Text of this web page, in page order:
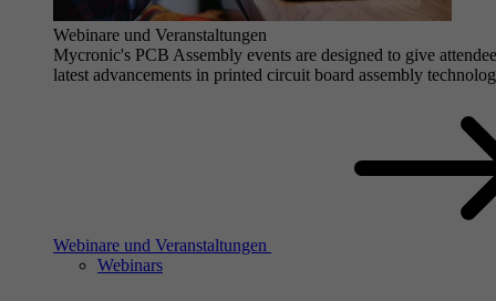
Webinare und Veranstaltungen
Mycronic's PCB Assembly events are designed to give
latest advancements in printed circuit board assembly
Webinare und Veranstaltungen
Webinars